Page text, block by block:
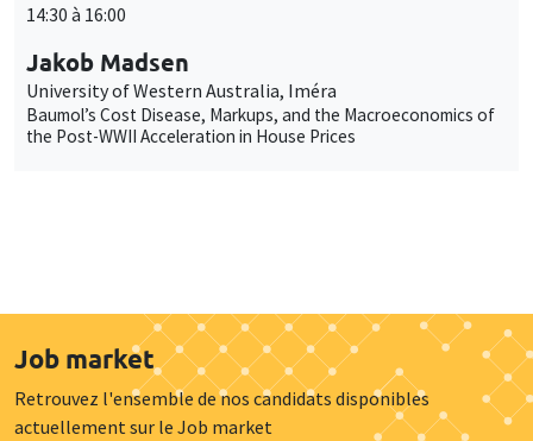
14:30 à 16:00
Jakob Madsen
University of Western Australia, Iméra
Baumol’s Cost Disease, Markups, and the Macroeconomics of
the Post-WWII Acceleration in House Prices
Job market
Retrouvez l'ensemble de nos candidats disponibles
actuellement sur le Job market